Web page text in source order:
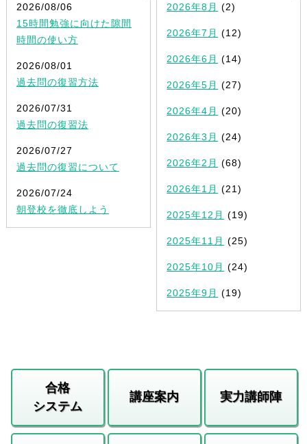
2026/08/06
15時間勉強に向けた隙間
時間の使い方
2026/08/01
過去問の復習方法
2026/07/31
過去問の復習法
2026/07/27
過去問の復習について
2026/07/24
朝登校を徹底しよう
2026年8月 (2)
2026年7月 (12)
2026年6月 (14)
2026年5月 (27)
2026年4月 (20)
2026年3月 (24)
2026年2月 (68)
2026年1月 (21)
2025年12月 (19)
2025年11月 (25)
2025年10月 (24)
2025年9月 (19)
合格
システム
講座案内 実力講師陣